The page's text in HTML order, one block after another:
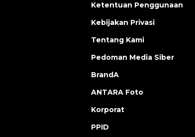
Ketentuan Penggunaan
Kebijakan Privasi
Tentang Kami
Pedoman Media Siber
BrandA
ANTARA Foto
Korporat
PPID